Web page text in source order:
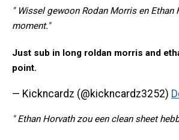
" Wissel gewoon Rodan Morris en Ethan
moment."
Just sub in long roldan morris and
point.
— Kickncardz (@kickncardz3252)
" Ethan Horvath zou een clean sheet